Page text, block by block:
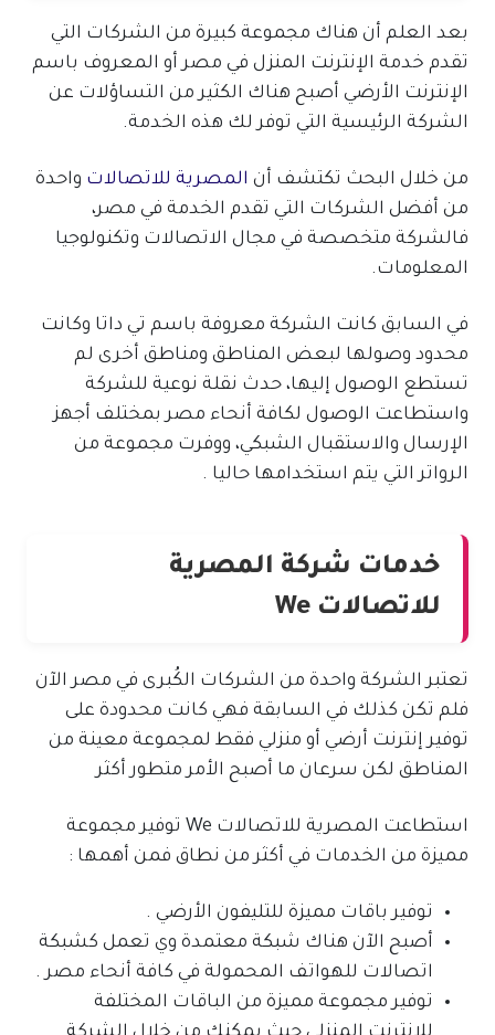
بعد العلم أن هناك مجموعة كبيرة من الشركات التي
تقدم خدمة الإنترنت المنزل في مصر أو المعروف باسم
الإنترنت الأرضي أصبح هناك الكثير من التساؤلات عن
الشركة الرئيسية التي توفر لك هذه الخدمة.
من خلال البحث تكتشف أن المصرية للاتصالات واحدة
من أفضل الشركات التي تقدم الخدمة في مصر،
فالشركة متخصصة في مجال الاتصالات وتكنولوجيا
المعلومات.
في السابق كانت الشركة معروفة باسم تي داتا وكانت
محدود وصولها لبعض المناطق ومناطق أخرى لم
تستطع الوصول إليها، حدث نقلة نوعية للشركة
واستطاعت الوصول لكافة أنحاء مصر بمختلف أجهز
الإرسال والاستقبال الشبكي، ووفرت مجموعة من
الرواتر التي يتم استخدامها حاليا .
خدمات شركة المصرية
للاتصالات We
تعتبر الشركة واحدة من الشركات الكُبرى في مصر الآن
فلم تكن كذلك في السابقة فهي كانت محدودة على
توفير إنترنت أرضي أو منزلي فقط لمجموعة معينة من
المناطق لكن سرعان ما أصبح الأمر متطور أكثر
استطاعت المصرية للاتصالات We توفير مجموعة
مميزة من الخدمات في أكثر من نطاق فمن أهمها :
توفير باقات مميزة للتليفون الأرضي .
أصبح الآن هناك شبكة معتمدة وي تعمل كشبكة
اتصالات للهواتف المحمولة في كافة أنحاء مصر .
توفير مجموعة مميزة من الباقات المختلفة